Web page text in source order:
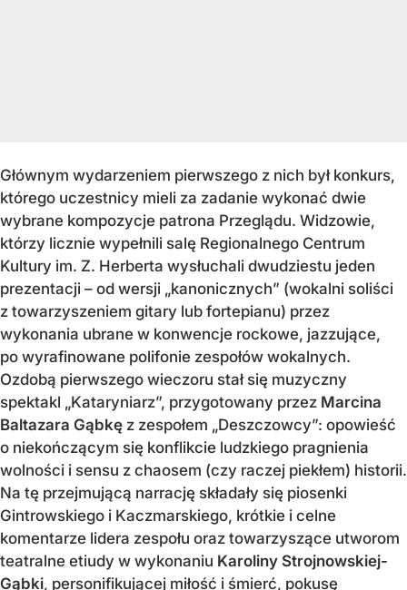
Głównym wydarzeniem pierwszego z nich był konkurs,
którego uczestnicy mieli za zadanie wykonać dwie
wybrane kompozycje patrona Przeglądu. Widzowie,
którzy licznie wypełnili salę Regionalnego Centrum
Kultury im. Z. Herberta wysłuchali dwudziestu jeden
prezentacji – od wersji „kanonicznych” (wokalni soliści
z towarzyszeniem gitary lub fortepianu) przez
wykonania ubrane w konwencje rockowe, jazzujące,
po wyrafinowane polifonie zespołów wokalnych.
Ozdobą pierwszego wieczoru stał się muzyczny
spektakl „Kataryniarz”, przygotowany przez Marcina
Baltazara Gąbkę z zespołem „Deszczowcy”: opowieść
o niekończącym się konflikcie ludzkiego pragnienia
wolności i sensu z chaosem (czy raczej piekłem) historii.
Na tę przejmującą narrację składały się piosenki
Gintrowskiego i Kaczmarskiego, krótkie i celne
komentarze lidera zespołu oraz towarzyszące utworom
teatralne etiudy w wykonaniu Karoliny Strojnowskiej-
Gąbki, personifikującej miłość i śmierć, pokusę